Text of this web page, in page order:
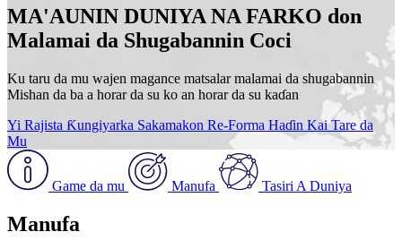
MA'AUNIN DUNIYA NA FARKO don
Malamai da Shugabannin Coci
Ku taru da mu wajen magance matsalar malamai da shugabannin
Mishan da ba a horar da su ko an horar da su kaɗan
Yi Rajista Ƙungiyarka Sakamakon Re-Forma Haɗin Kai Tare da
Mu
Game da mu Manufa Tasiri A Duniya
Manufa